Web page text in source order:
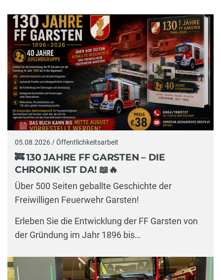
05.08.2026 / Öffentlichkeitsarbeit
🚒 130 JAHRE FF GARSTEN – DIE
CHRONIK IST DA! 📖🔥
Über 500 Seiten geballte Geschichte der
Freiwilligen Feuerwehr Garsten!
Erleben Sie die Entwicklung der FF Garsten von
der Gründung im Jahr 1896 bis…